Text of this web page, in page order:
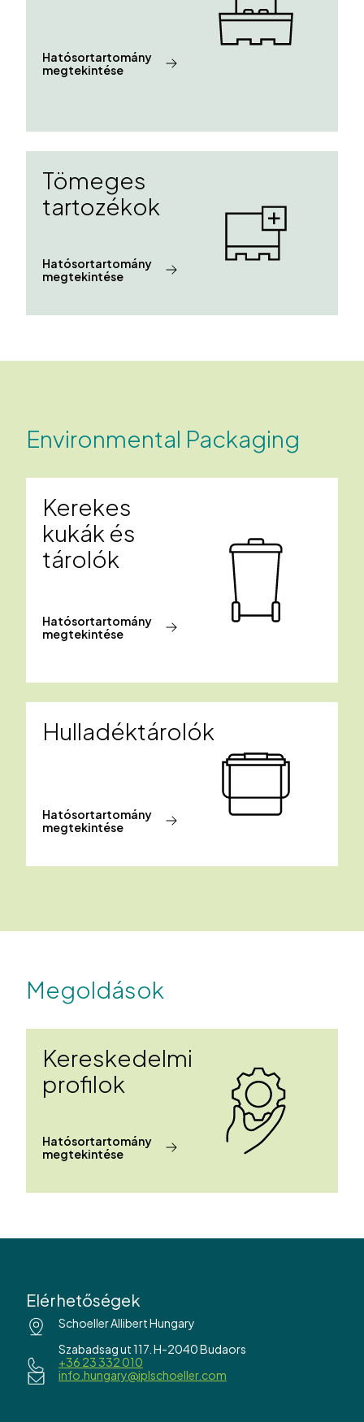
Hatósortartomány
megtekintése
Tömeges
tartozékok
Hatósortartomány
megtekintése
Environmental Packaging
Kerekes
kukák és
tárolók
Hatósortartomány
megtekintése
Hulladéktárolók
Hatósortartomány
megtekintése
Megoldások
Kereskedelmi
profilok
Hatósortartomány
megtekintése
Elérhetőségek
Schoeller Allibert Hungary
Szabadsag ut 117. H-2040 Budaors
+36 23 332 010
info.hungary@iplschoeller.com